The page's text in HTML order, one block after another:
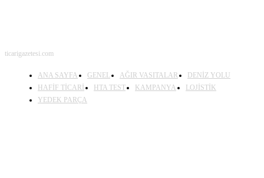
ticarigazetesi.com
ANA SAYFA GENEL AĞIR VASITALAR
DENİZ YOLU
HAFİF TİCARİ
HTA TEST KAMPANYA
LOJİSTİK
YEDEK PARÇA